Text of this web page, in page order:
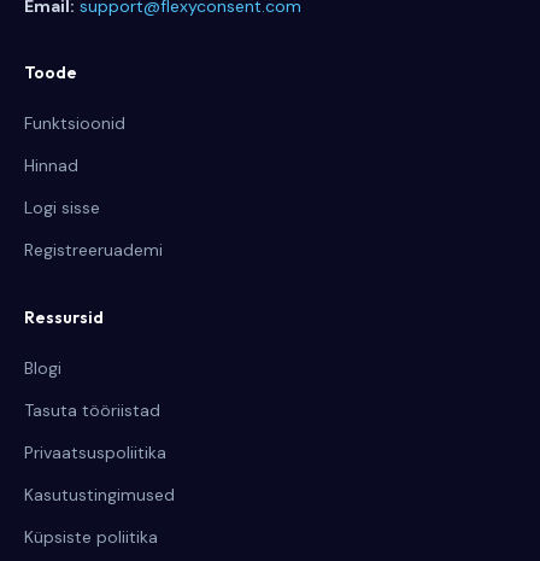
Email: support@flexyconsent.com
Toode
Funktsioonid
Hinnad
Logi sisse
Registreeruademi
Ressursid
Blogi
Tasuta tööriistad
Privaatsuspoliitika
Kasutustingimused
Küpsiste poliitika